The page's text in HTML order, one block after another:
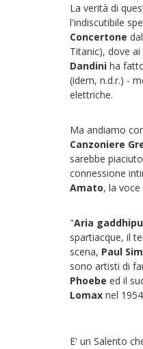
La verità di
l'indiscutibile
Concertone
Titanic), dove
Dandini ha
(idem, n.d.r.) -
elettriche.
Ma andiamo
Canzoniere
sarebbe
connessione
Amato, la voce
"Aria
spartiacque, il
scena, Paul
sono artisti di
Phoebe ed il
Lomax nel
E' un Salento